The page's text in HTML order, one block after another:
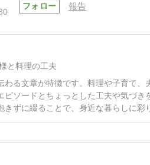
報告
と料理の工夫
る文章が特徴です。料理や子育て
ピソードとちょっとした工夫や気づ
ずに綴ることで、身近な暮らしに彩